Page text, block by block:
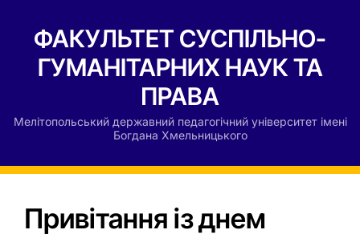
ФАКУЛЬТЕТ СУСПІЛЬНО-
ГУМАНІТАРНИХ НАУК ТА
ПРАВА
Мелітопольський державний педагогічний університет імені
Богдана Хмельницького
Привітання із днем